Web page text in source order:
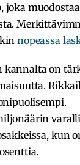
joka
nopeassa
kannalta on
kun